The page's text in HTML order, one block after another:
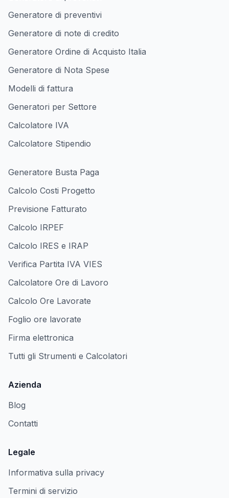
Generatore di preventivi
Generatore di note di credito
Generatore Ordine di Acquisto Italia
Generatore di Nota Spese
Modelli di fattura
Generatori per Settore
Calcolatore IVA
Calcolatore Stipendio
Generatore Busta Paga
Calcolo Costi Progetto
Previsione Fatturato
Calcolo IRPEF
Calcolo IRES e IRAP
Verifica Partita IVA VIES
Calcolatore Ore di Lavoro
Calcolo Ore Lavorate
Foglio ore lavorate
Firma elettronica
Tutti gli Strumenti e Calcolatori
Azienda
Blog
Contatti
Legale
Informativa sulla privacy
Termini di servizio